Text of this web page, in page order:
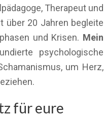
Therapeut und
über 20 Jahren begleite
und Krisen. Mein
psychologische
um Herz,
für eure